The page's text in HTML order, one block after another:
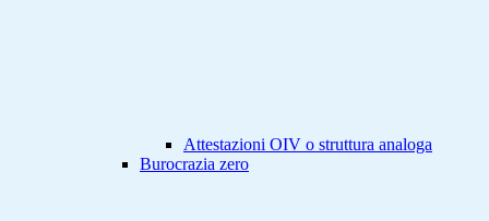
Attestazioni OIV o struttura analoga
Burocrazia zero